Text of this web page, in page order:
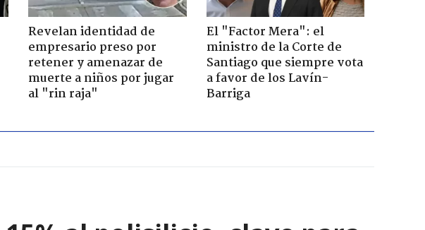
Revelan identidad de
empresario preso por
retener y amenazar de
muerte a niños por jugar
al "rin raja"
El "Factor Mera": el
ministro de la Corte de
Santiago que siempre vota
a favor de los Lavín-
Barriga